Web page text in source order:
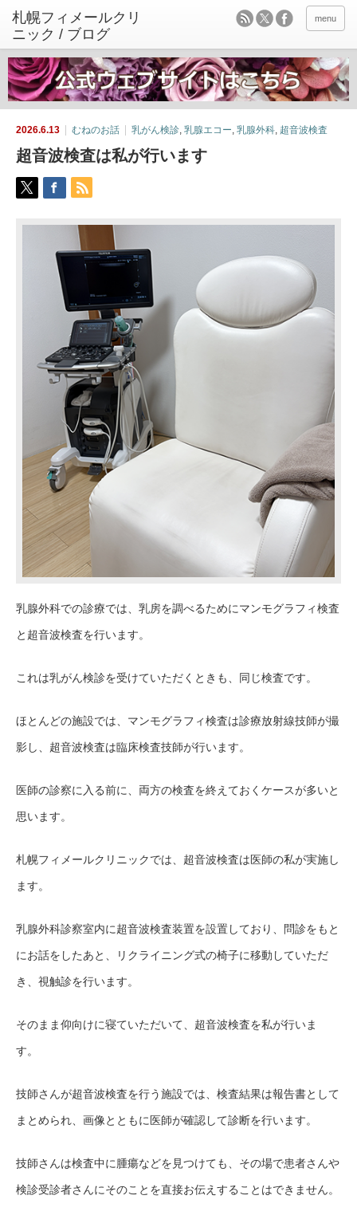
menu
2026.6.13 むねのお話 乳がん検診, 乳腺エコー, 乳腺外科, 超音波検査
超音波検査は私が行います
乳腺外科での診療では、乳房を調べるためにマンモグラフィ検査
と超音波検査を行います。
これは乳がん検診を受けていただくときも、同じ検査です。
ほとんどの施設では、マンモグラフィ検査は診療放射線技師が撮
影し、超音波検査は臨床検査技師が行います。
医師の診察に入る前に、両方の検査を終えておくケースが多いと
思います。
札幌フィメールクリニックでは、超音波検査は医師の私が実施し
ます。
乳腺外科診察室内に超音波検査装置を設置しており、問診をもと
にお話をしたあと、リクライニング式の椅子に移動していただ
き、視触診を行います。
そのまま仰向けに寝ていただいて、超音波検査を私が行いま
す。
技師さんが超音波検査を行う施設では、検査結果は報告書として
まとめられ、画像とともに医師が確認して診断を行います。
技師さんは検査中に腫瘍などを見つけても、その場で患者さんや
検診受診者さんにそのことを直接お伝えすることはできません。